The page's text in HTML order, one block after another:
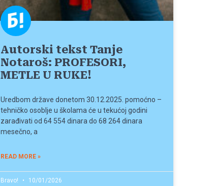
Autorski tekst Tanje
Notaroš: PROFESORI,
METLE U RUKE!
Uredbom države donetom 30.12.2025. pomoćno –
tehničko osoblje u školama će u tekućoj godini
zarađivati od 64 554 dinara do 68 264 dinara
mesečno, a
READ MORE »
Bravo! 10/01/2026